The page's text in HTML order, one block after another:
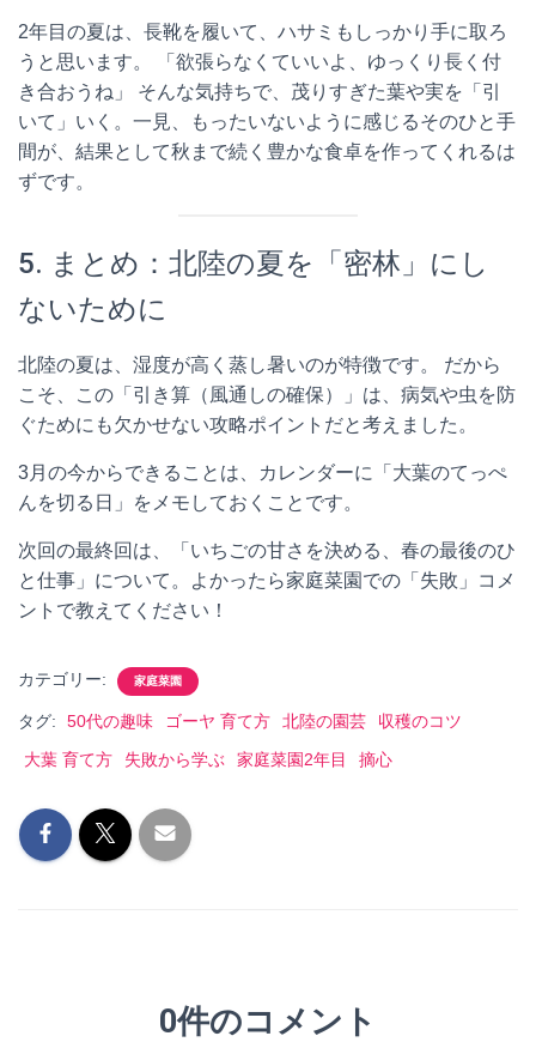
2年目の夏は、長靴を履いて、ハサミもしっかり手に取ろ
うと思います。 「欲張らなくていいよ、ゆっくり長く付
き合おうね」 そんな気持ちで、茂りすぎた葉や実を「引
いて」いく。一見、もったいないように感じるそのひと手
間が、結果として秋まで続く豊かな食卓を作ってくれるは
ずです。
5. まとめ：北陸の夏を「密林」にし
ないために
北陸の夏は、湿度が高く蒸し暑いのが特徴です。 だから
こそ、この「引き算（風通しの確保）」は、病気や虫を防
ぐためにも欠かせない攻略ポイントだと考えました。
3月の今からできることは、カレンダーに「大葉のてっぺ
んを切る日」をメモしておくことです。
次回の最終回は、「いちごの甘さを決める、春の最後のひ
と仕事」について。よかったら家庭菜園での「失敗」コメ
ントで教えてください！
カテゴリー: 家庭菜園
タグ: 50代の趣味 ゴーヤ 育て方 北陸の園芸
収穫のコツ
大葉 育て方
失敗から学ぶ 家庭菜園2年目 摘心
0件のコメント